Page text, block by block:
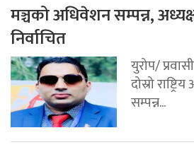
मञ्चको अधिवेशन सम्पन्न,
निर्वाचित
युरोप/
दोस्रो
सम्पन्न...